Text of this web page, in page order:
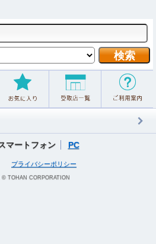
マートフォン PC
プライバシーポリシー
© TOHAN CORPORATION